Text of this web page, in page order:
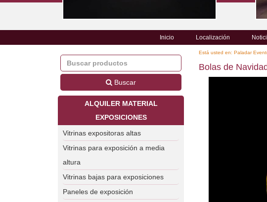
Inicio Localización
Buscar
ALQUILER MATERIAL
EXPOSICIONES
Vitrinas expositoras altas
Vitrinas para exposición a media
altura
Vitrinas bajas para exposiciones
Paneles de exposición
Está usted en: Paladar
Bolas de